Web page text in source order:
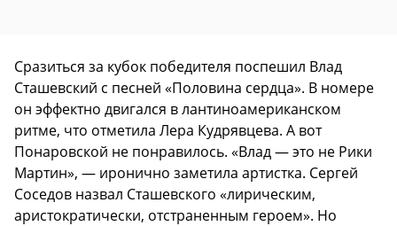
Сразиться за кубок победителя поспешил Влад
Сташевский с песней «Половина сердца». В номере
он эффектно двигался в лантиноамериканском
ритме, что отметила Лера Кудрявцева. А вот
Понаровской не понравилось. «Влад — это не Рики
Мартин», — иронично заметила артистка. Сергей
Соседов назвал Сташевского «лирическим,
аристократически, отстраненным героем». Но